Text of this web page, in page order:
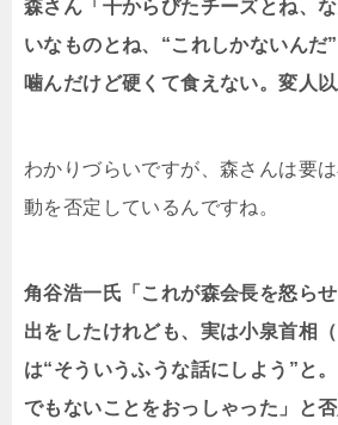
森さん「干からびたチーズとね、
いなものとね、“これしかないんだ
噛んだけど硬くて食えない。変人以
わかりづらいですが、森さんは要
動を否定しているんですね。
角谷浩一氏「これが森会長を怒ら
出をしたけれども、実は小泉首相
は“そういうふうな話にしよう”と
でもないことをおっしゃった」と